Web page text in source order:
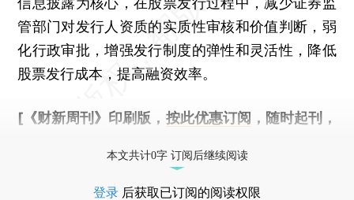
管部门对发行人资质的实质性审核和价值判断，弱
化行政审批，增强发行制度的弹性和灵活性，降低
股票发行成本，提高融资效率。
[《财新周刊》印刷版， 按此优惠订阅 ，随时起刊，
本文共计0字 订阅后继续阅读
登录 后获取已订阅的阅读权限